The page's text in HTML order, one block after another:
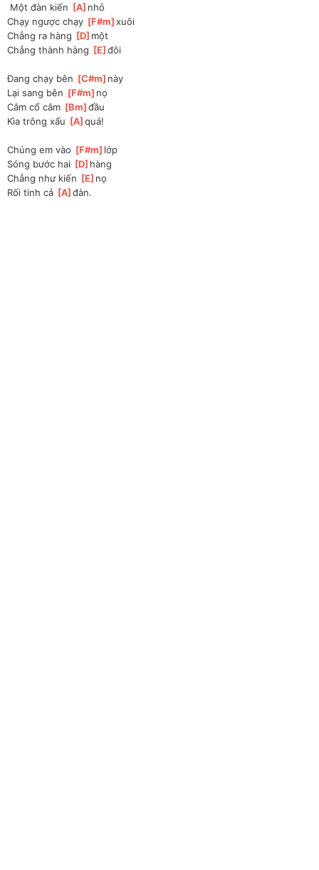
Một đàn kiến [A ]nhỏ
Chạy ngược chạy [F#m ]
xuôi
Chẳng ra hàng [D ]một
Chẳng thành hàng [E ]
đôi
Đang chạy bên [C#m ]này
Lại sang bên [F#m ]nọ
Cắm cổ cắm [Bm ]
đầu
Kìa trông xấu [A ]
quá!
Chúng em vào [F#m ]lớp
Sóng bước hai [D ]hàng
Chẳng như kiến [E ]nọ
Rối tinh cả [A ]
đàn.